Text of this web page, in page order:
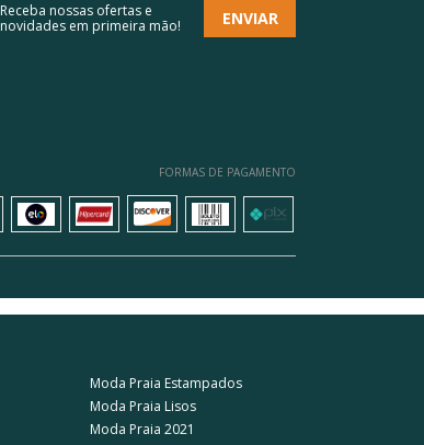
Receba nossas ofertas e
novidades em primeira mão!
FORMAS DE PAGAMENTO
Moda Praia Estampados
Moda Praia Lisos
Moda Praia 2021